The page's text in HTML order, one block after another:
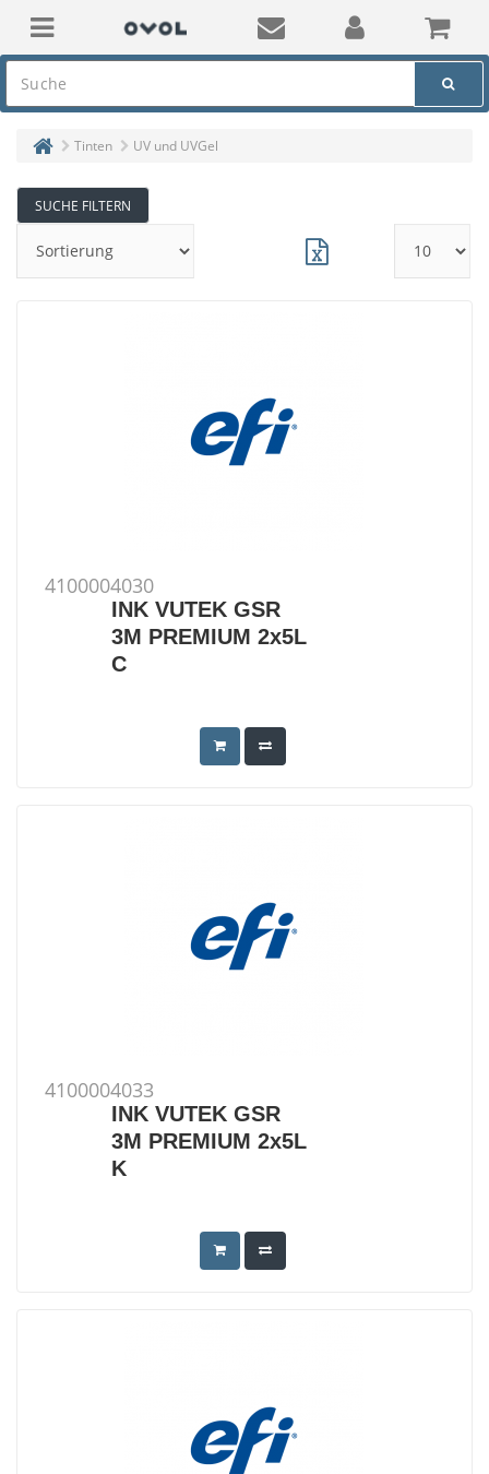
Tinten UV und UVGel
SUCHE FILTERN
4100004030
INK VUTEK GSR
3M PREMIUM 2x5L
C
4100004033
INK VUTEK GSR
3M PREMIUM 2x5L
K